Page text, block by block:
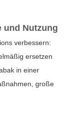
und Nutzung
verbessern:
ersetzen
in einer
große